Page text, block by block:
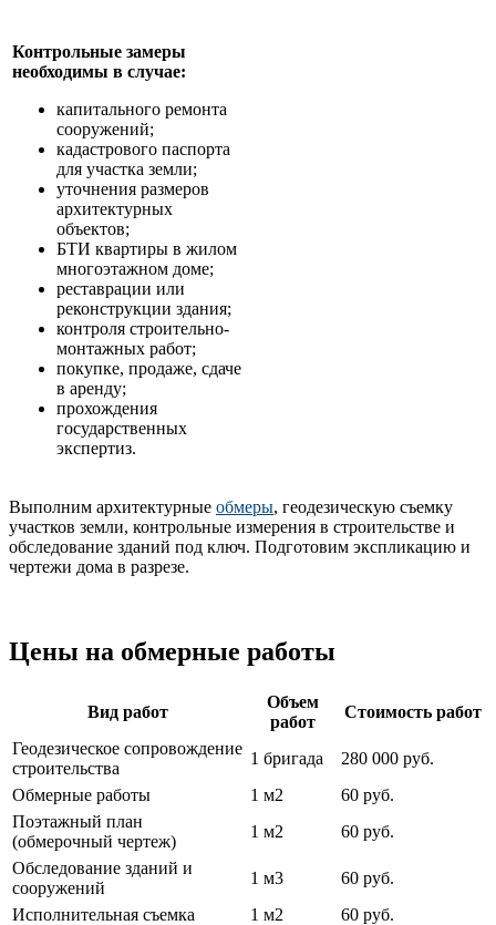
Контрольные замеры
необходимы в случае:
капитального ремонта
сооружений;
кадастрового паспорта
для участка земли;
уточнения размеров
архитектурных
объектов;
БТИ квартиры в жилом
многоэтажном доме;
реставрации или
реконструкции здания;
контроля строительно-
монтажных работ;
покупке, продаже, сдаче
в аренду;
прохождения
государственных
экспертиз.
Выполним архитектурные обмеры, геодезическую съемку
участков земли, контрольные измерения в строительстве и
обследование зданий под ключ. Подготовим экспликацию и
чертежи дома в разрезе.
Цены на обмерные работы
Вид работ
Объем
работ
Стоимость работ
Геодезическое сопровождение
строительства
1 бригада
280 000 руб.
Обмерные работы
1 м2
60 руб.
Поэтажный план
(обмерочный чертеж)
1 м2
60 руб.
Обследование зданий и
сооружений
1 м3
60 руб.
Исполнительная съемка
1 м2
60 руб.